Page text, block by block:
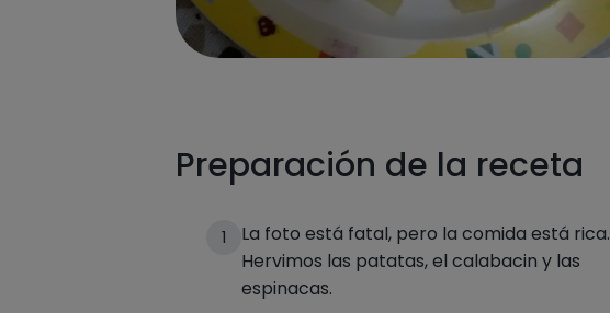
Preparación de la receta
1
La foto está fatal, pero la comida está rica.
Hervimos las patatas, el calabacin y las
espinacas.